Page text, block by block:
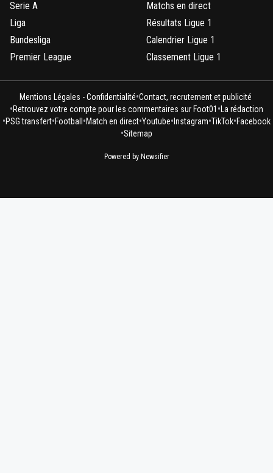
Serie A
Liga
Bundesliga
Premier League
Matchs en direct
Résultats Ligue 1
Calendrier Ligue 1
Classement Ligue 1
Mentions Légales - Confidentialité•Contact, recrutement et publicité
•Retrouvez votre compte pour les commentaires sur Foot01 •La rédaction
•PSG transfert•Football •Match en direct•Youtube• Instagram•TikTok•Facebook
•Sitemap
Powered by Newsifier